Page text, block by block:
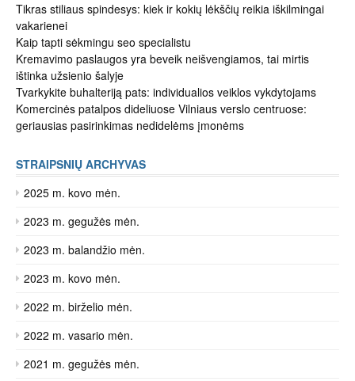
Tikras stiliaus spindesys: kiek ir kokių lėkščių reikia iškilmingai
vakarienei
Kaip tapti sėkmingu seo specialistu
Kremavimo paslaugos yra beveik neišvengiamos, tai mirtis
ištinka užsienio šalyje
Tvarkykite buhalteriją pats: individualios veiklos vykdytojams
Komercinės patalpos dideliuose Vilniaus verslo centruose:
geriausias pasirinkimas nedidelėms įmonėms
STRAIPSNIŲ ARCHYVAS
2025 m. kovo mėn.
2023 m. gegužės mėn.
2023 m. balandžio mėn.
2023 m. kovo mėn.
2022 m. birželio mėn.
2022 m. vasario mėn.
2021 m. gegužės mėn.